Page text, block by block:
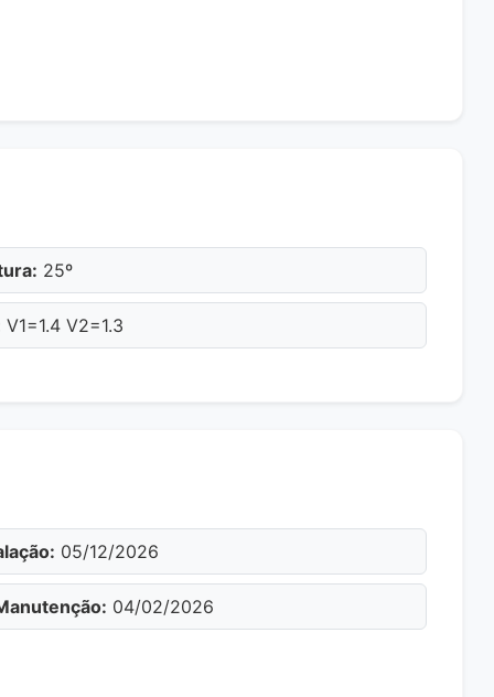
25º
V1=1.4 V2=1.3
05/12/2026
04/02/2026